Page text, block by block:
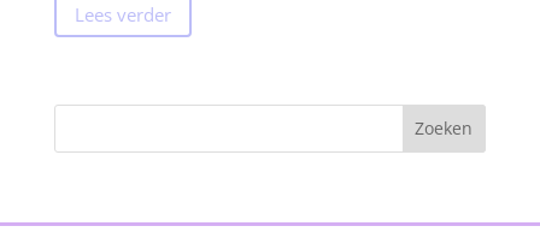
Lees verder